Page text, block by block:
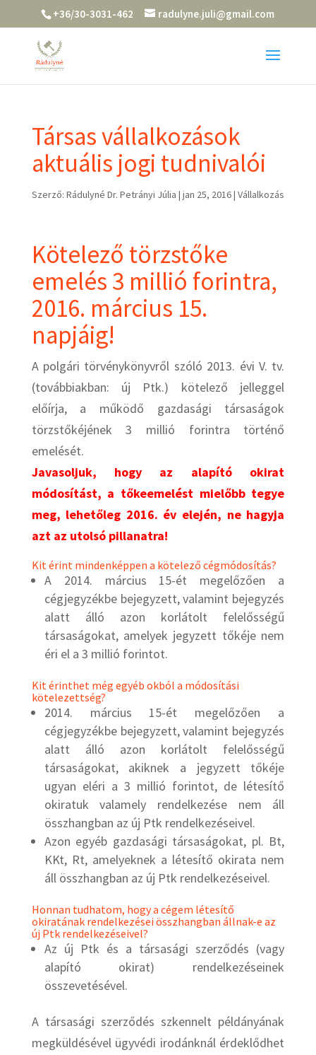
+36/30-3031-462 radulyne.juli@gmail.com
Társas vállalkozások
aktuális jogi tudnivalói
Szerző: Rádulyné Dr. Petrányi Júlia | jan 25, 2016| Vállalkozás
Kötelező törzstőke
emelés 3 millió forintra,
2016. március 15.
napjáig!
A polgári törvénykönyvről szóló 2013. évi V. tv.
(továbbiakban: új Ptk.) kötelező jelleggel
előírja, a működő gazdasági társaságok
törzstőkéjének 3 millió forintra történő
emelését.
Javasoljuk, hogy az alapító okirat
módosítást, a tőkeemelést mielőbb tegye
meg, lehetőleg 2016. év elején, ne hagyja
azt az utolsó pillanatra!
Kit érint mindenképpen a kötelező cégmódosítás?
A 2014. március 15-ét megelőzően a
cégjegyzékbe bejegyzett, valamint bejegyzés
alatt álló azon korlátolt felelősségű
társaságokat, amelyek jegyzett tőkéje nem
éri el a 3 millió forintot.
Kit érinthet még egyéb okból a módosítási
kötelezettség?
2014. március 15-ét megelőzően a
cégjegyzékbe bejegyzett, valamint bejegyzés
alatt álló azon korlátolt felelősségű
társaságokat, akiknek a jegyzett tőkéje
ugyan eléri a 3 millió forintot, de létesítő
okiratuk valamely rendelkezése nem áll
összhangban az új Ptk rendelkezéseivel.
Azon egyéb gazdasági társaságokat, pl. Bt,
KKt, Rt, amelyeknek a létesítő okirata nem
áll összhangban az új Ptk rendelkezéseivel.
Honnan tudhatom, hogy a cégem létesítő
okiratának rendelkezései összhangban állnak-e az
új Ptk rendelkezéseivel?
Az új Ptk és a társasági szerződés (vagy
alapító okirat) rendelkezéseinek
összevetésével.
A társasági szerződés szkennelt példányának
megküldésével ügyvédi irodánknál érdeklődhet